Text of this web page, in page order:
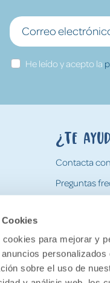
para mejorar y
sobre el uso de
He leído y acepto la
¿Te
Contacta
Preguntas
Devoluciones